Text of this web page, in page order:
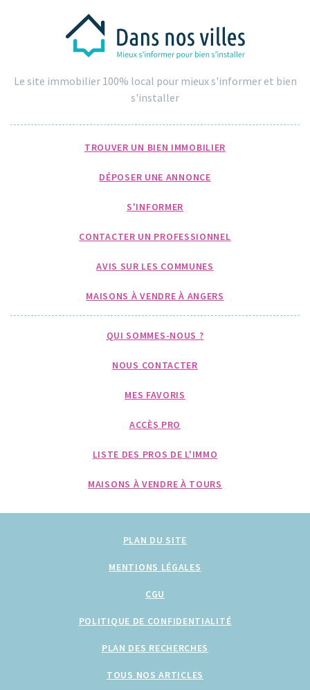
Le site immobilier 100% local pour mieux s'informer et bien
s'installer
TROUVER UN BIEN IMMOBILIER
DÉPOSER UNE ANNONCE
S'INFORMER
CONTACTER UN PROFESSIONNEL
AVIS SUR LES COMMUNES
MAISONS À VENDRE À ANGERS
QUI SOMMES-NOUS ?
NOUS CONTACTER
MES FAVORIS
ACCÈS PRO
LISTE DES PROS DE L'IMMO
MAISONS À VENDRE À TOURS
PLAN DU SITE
MENTIONS LÉGALES
CGU
POLITIQUE DE CONFIDENTIALITÉ
PLAN DES RECHERCHES
TOUS NOS ARTICLES